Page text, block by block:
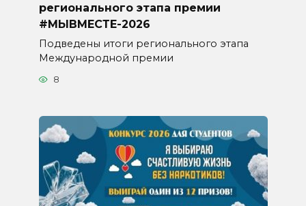
регионального этапа премии
#МЫВМЕСТЕ-2026
Подведены итоги регионального этапа
Международной премии
8